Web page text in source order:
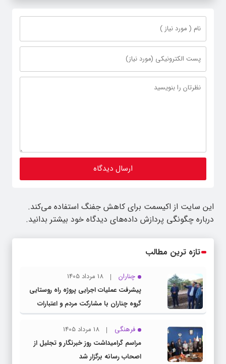
این سایت از اکیسمت برای کاهش جفنگ استفاده می‌کند.
درباره چگونگی پردازش داده‌های دیدگاه خود بیشتر بدانید.
تازه ترین مطالب
چناران
18 مرداد 1405
پیشرفت عملیات اجرایی پروژه راه روستایی
گروه چناران با مشارکت مردم و اعتبارات
دولتی
فرهنگی
18 مرداد 1405
مراسم گرامیداشت روز خبرنگار و تجلیل از
اصحاب رسانه برگزار شد